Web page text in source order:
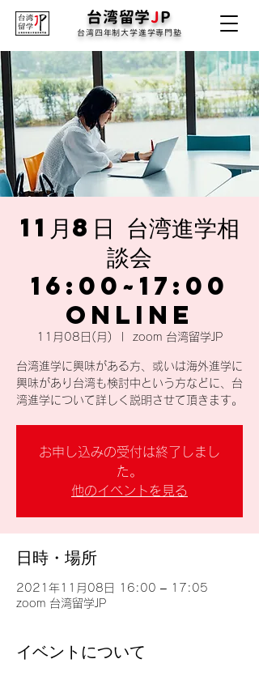
台湾留学JP
台湾四年制大学進学専門塾
11月8日 台湾進学相
談会
16:00~17:00
online
11月08日(月) zoom 台湾留学JP
台湾進学に興味がある方、或いは海外進学に
興味があり台湾も検討中という方などに、台
湾進学について詳しく説明させて頂きます。
お申し込みの受付は終了しまし
た。
他のイベントを見る
日時・場所
2021年11月08日 16:00 – 17:05
zoom 台湾留学JP
イベントについて